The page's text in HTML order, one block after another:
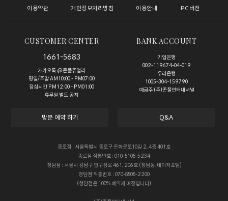
이용약관 개인정보처리방침 이용안내 PC버전
CUSTOMER CENTER
1661-5683
카카오톡 @존폴쥬얼리
평일/주말 AM10:00 - PM07:00
점심시간 PM12:00 - PM01:00
휴무일 별도 공지
BANK ACCOUNT
기업은행
002-119674-04-019
우리은행
1005-304-159790
예금주 (주)존폴인터내셔널
방문 예약 하기 Q&A
종로점 : 서울특별시 종로구 돈화문로10길 2, 4층 401호
종로점 직통번호 : 010-8108-5234
청담점 : 서울시 강남구 압구정로 461, 206호 (청담동, 네이처포엠)
청담점 직통번호 : 070-8808-2200
(청담점은 100% 예약제 매장입니다)